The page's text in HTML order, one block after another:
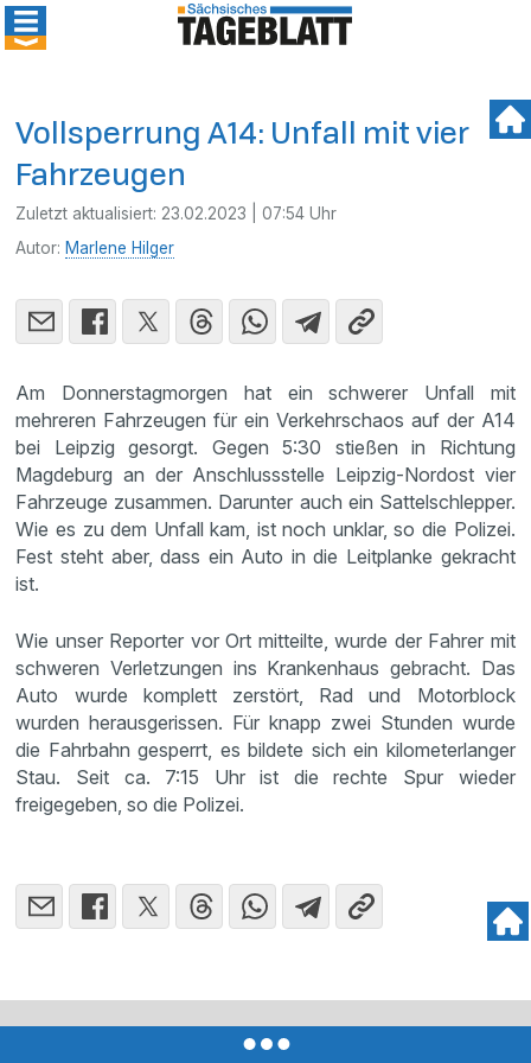
Vollsperrung A14: Unfall mit vier
Fahrzeugen
Zuletzt aktualisiert: 23.02.2023 | 07:54 Uhr
Autor: Marlene Hilger
Am Donnerstagmorgen hat ein schwerer Unfall mit
mehreren Fahrzeugen für ein Verkehrschaos auf der A14
bei Leipzig gesorgt. Gegen 5:30 stießen in Richtung
Magdeburg an der Anschlussstelle Leipzig-Nordost vier
Fahrzeuge zusammen. Darunter auch ein Sattelschlepper.
Wie es zu dem Unfall kam, ist noch unklar, so die Polizei.
Fest steht aber, dass ein Auto in die Leitplanke gekracht
ist.
Wie unser Reporter vor Ort mitteilte, wurde der Fahrer mit
schweren Verletzungen ins Krankenhaus gebracht. Das
Auto wurde komplett zerstört, Rad und Motorblock
wurden herausgerissen. Für knapp zwei Stunden wurde
die Fahrbahn gesperrt, es bildete sich ein kilometerlanger
Stau. Seit ca. 7:15 Uhr ist die rechte Spur wieder
freigegeben, so die Polizei.